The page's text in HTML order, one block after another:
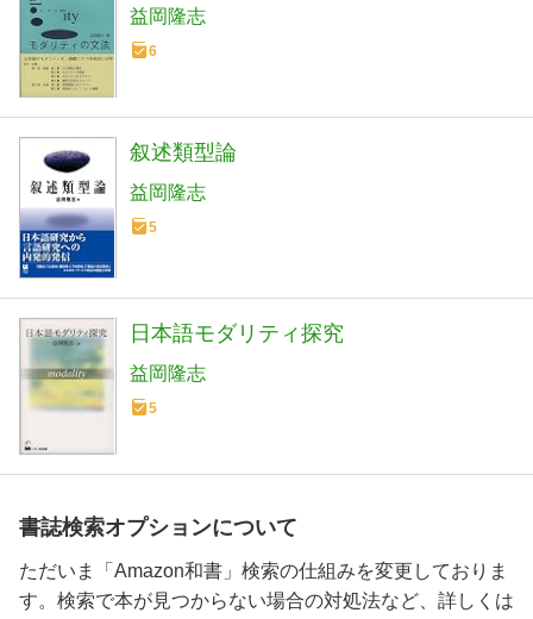
益岡隆志
6
叙述類型論
益岡隆志
5
日本語モダリティ探究
益岡隆志
5
書誌検索オプションについて
ただいま「Amazon和書」検索の仕組みを変更しておりま
す。検索で本が見つからない場合の対処法など、詳しくは